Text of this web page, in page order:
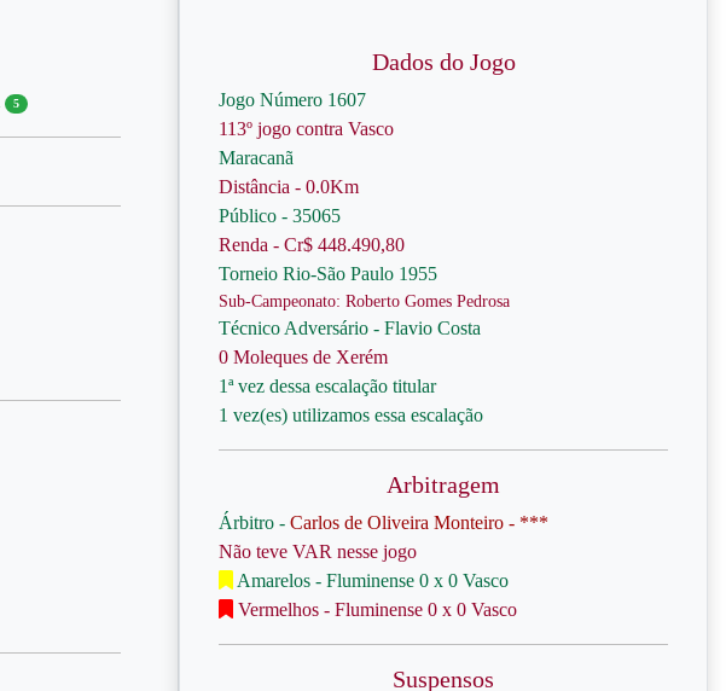
5
Dados do Jogo
Jogo Número 1607
113º jogo contra Vasco
Maracanã
Distância - 0.0Km
Público - 35065
Renda - Cr$ 448.490,80
Torneio Rio-São Paulo 1955
Sub-Campeonato: Roberto Gomes Pedrosa
Técnico Adversário - Flavio Costa
0 Moleques de Xerém
1ª vez dessa escalação titular
1 vez(es) utilizamos essa escalação
Arbitragem
Árbitro - Carlos de Oliveira Monteiro - ***
Não teve VAR nesse jogo
Amarelos - Fluminense 0 x 0 Vasco
Vermelhos - Fluminense 0 x 0 Vasco
Suspensos